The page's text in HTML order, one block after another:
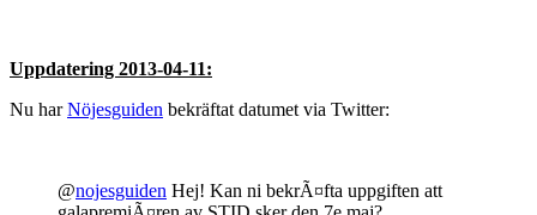
Uppdatering 2013-04-11:
Nu harNöjesguiden bekräftat datumet via Twitter:
@nojesguiden Hej! Kan ni bekrÃ¤fta uppgiften att